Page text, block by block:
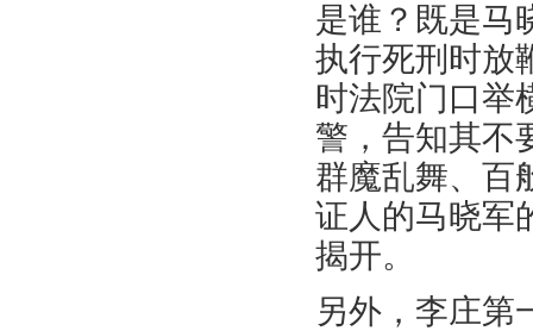
是谁？既是马
执行死刑时放
时法院门口举
警，告知其不
群魔乱舞、百
证人的马晓军
揭开。
另外，李庄第